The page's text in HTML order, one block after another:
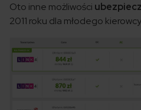
Oto inne możliwości
2011 roku dla młodego